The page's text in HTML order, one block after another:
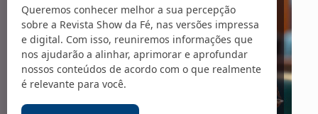
Queremos conhecer melhor a sua percepção
sobre a Revista Show da Fé, nas versões impressa
e digital. Com isso, reuniremos informações que
nos ajudarão a alinhar, aprimorar e aprofundar
nossos conteúdos de acordo com o que realmente
é relevante para você.